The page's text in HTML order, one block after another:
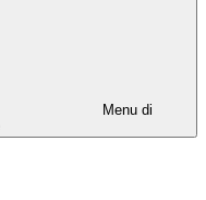
Menu di